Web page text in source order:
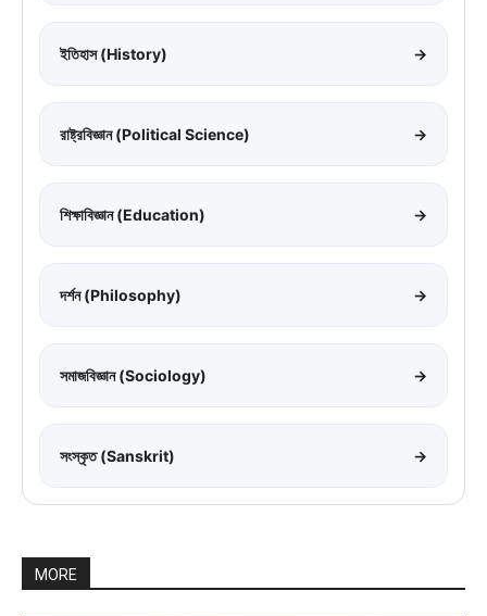
ইতিহাস (History) →
রাষ্ট্রবিজ্ঞান (Political Science) →
শিক্ষাবিজ্ঞান (Education) →
দর্শন (Philosophy) →
সমাজবিজ্ঞান (Sociology) →
সংস্কৃত (Sanskrit) →
MORE